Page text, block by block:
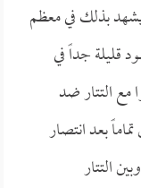
بذلك في معظم
قليلة جداً في
مع التتار ضد
بعد انتصار
التتار